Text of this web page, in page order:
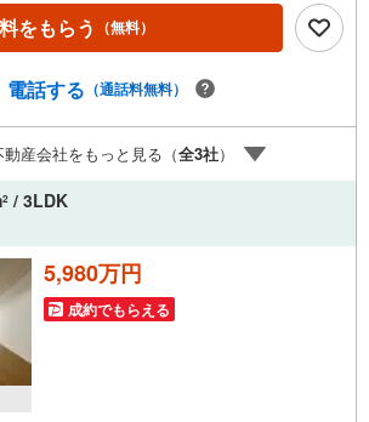
をもらう （無料）
電話する （通話料無料）
産会社をもっと見る（全3社）
2 / 3LDK
5,980万円
成約でもらえる